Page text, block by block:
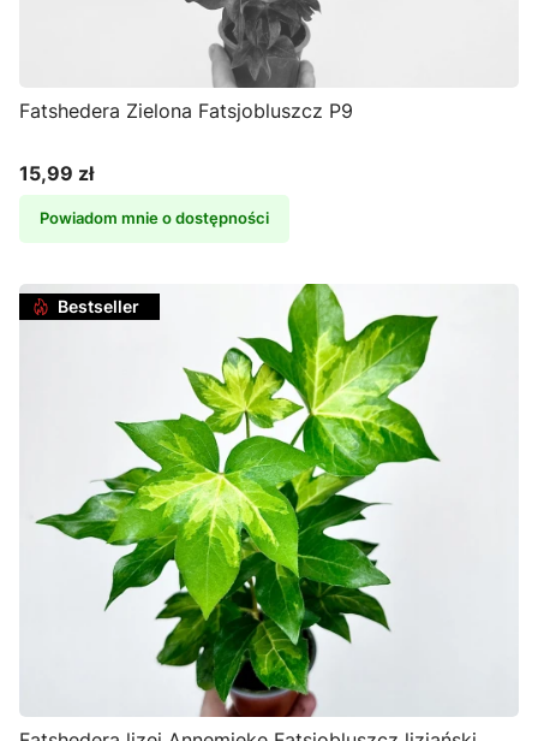
Fatshedera Zielona Fatsjobluszcz P9
Cena
15,99 zł
Powiadom mnie o dostępności
Bestseller